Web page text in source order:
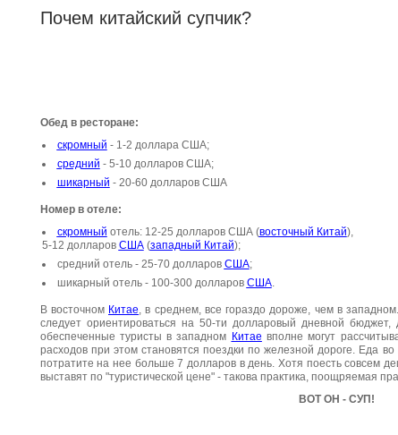
Почем китайский супчик?
Обед в ресторане:
скромный - 1-2 доллара США;
средний - 5-10 долларов США;
шикарный - 20-60 долларов США
Номер в отеле:
скромный отель: 12-25 долларов США (восточный Китай),
5-12 долларов США(западный Китай);
средний отель - 25-70 долларов США;
шикарный отель - 100-300 долларов США.
В восточном Китае, в среднем, все гораздо дороже, чем в
следует ориентироваться на 50-ти долларовый дневной
обеспеченные туристы в западном Китае вполне могут
расходов при этом становятся поездки по железной дороге. Еда во
потратите на нее больше 7 долларов в день. Хотя поесть совсем
выставят по "туристической цене" - такова практика, поощряемая
ВОТ ОН - СУП!